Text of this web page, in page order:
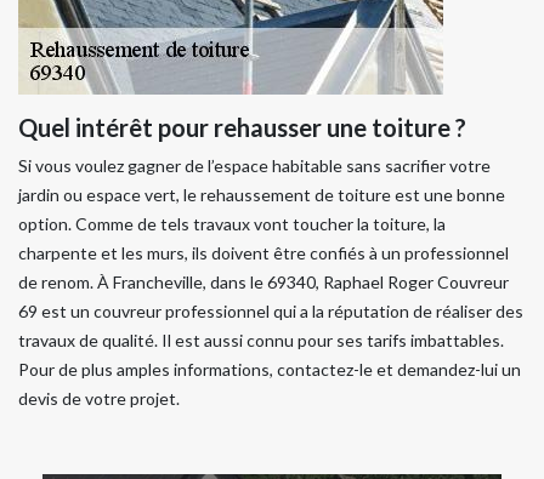
Quel intérêt pour rehausser une toiture ?
Si vous voulez gagner de l’espace habitable sans sacrifier votre
jardin ou espace vert, le rehaussement de toiture est une bonne
option. Comme de tels travaux vont toucher la toiture, la
charpente et les murs, ils doivent être confiés à un professionnel
de renom. À Francheville, dans le 69340, Raphael Roger Couvreur
69 est un couvreur professionnel qui a la réputation de réaliser des
travaux de qualité. Il est aussi connu pour ses tarifs imbattables.
Pour de plus amples informations, contactez-le et demandez-lui un
devis de votre projet.